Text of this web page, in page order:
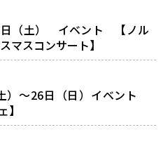
（土） イベント 【ノル
マスコンサート】
～26日（日）イベント
】